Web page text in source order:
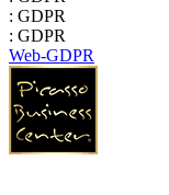
: GDPR
: GDPR
Web-GDPR